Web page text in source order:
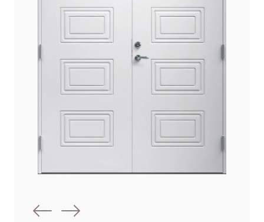
Föregående bild
Nästa bild